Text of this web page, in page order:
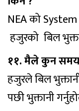
NEA को
हजुरको बिल
११. मैले कुन
हजुरले बिल
पछी भुक्तानी